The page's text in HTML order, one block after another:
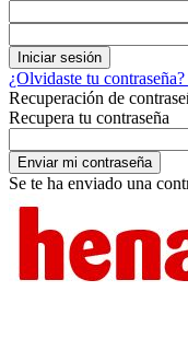
¿Olvidaste tu
Recuperación de
Recupera tu contraseña
Se te ha enviado una